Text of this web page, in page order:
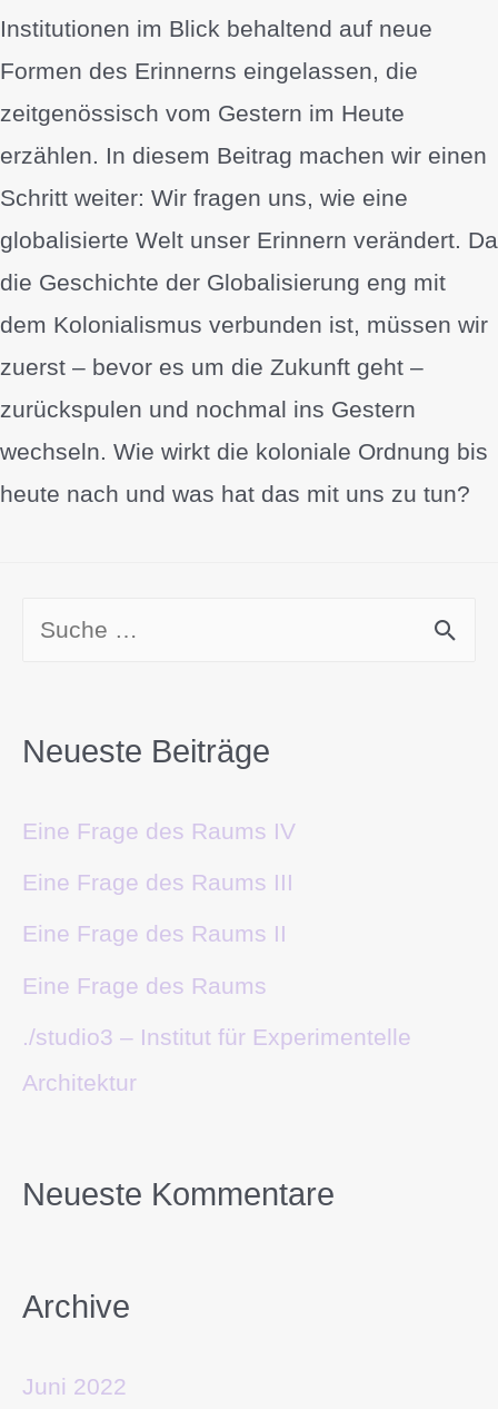
Institutionen im Blick behaltend auf neue
Formen des Erinnerns eingelassen, die
zeitgenössisch vom Gestern im Heute
erzählen. In diesem Beitrag machen wir einen
Schritt weiter: Wir fragen uns, wie eine
globalisierte Welt unser Erinnern verändert. Da
die Geschichte der Globalisierung eng mit
dem Kolonialismus verbunden ist, müssen wir
zuerst – bevor es um die Zukunft geht –
zurückspulen und nochmal ins Gestern
wechseln. Wie wirkt die koloniale Ordnung bis
heute nach und was hat das mit uns zu tun?
Neueste Beiträge
Eine Frage des Raums IV
Eine Frage des Raums III
Eine Frage des Raums II
Eine Frage des Raums
./studio3 – Institut für Experimentelle
Architektur
Neueste Kommentare
Archive
Juni 2022